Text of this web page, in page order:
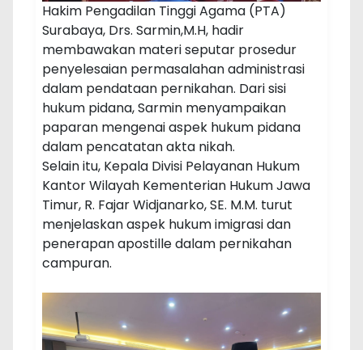
Hakim Pengadilan Tinggi Agama (PTA)
Surabaya, Drs. Sarmin,M.H, hadir
membawakan materi seputar prosedur
penyelesaian permasalahan administrasi
dalam pendataan pernikahan. Dari sisi
hukum pidana, Sarmin menyampaikan
paparan mengenai aspek hukum pidana
dalam pencatatan akta nikah.
Selain itu, Kepala Divisi Pelayanan Hukum
Kantor Wilayah Kementerian Hukum Jawa
Timur, R. Fajar Widjanarko, SE. M.M. turut
menjelaskan aspek hukum imigrasi dan
penerapan apostille dalam pernikahan
campuran.